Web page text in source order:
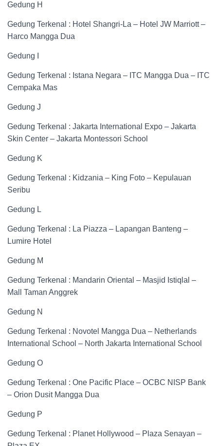
Gedung H
Gedung Terkenal : Hotel Shangri-La – Hotel JW Marriott –
Harco Mangga Dua
Gedung I
Gedung Terkenal : Istana Negara – ITC Mangga Dua – ITC
Cempaka Mas
Gedung J
Gedung Terkenal : Jakarta International Expo – Jakarta
Skin Center – Jakarta Montessori School
Gedung K
Gedung Terkenal : Kidzania – King Foto – Kepulauan
Seribu
Gedung L
Gedung Terkenal : La Piazza – Lapangan Banteng –
Lumire Hotel
Gedung M
Gedung Terkenal : Mandarin Oriental – Masjid Istiqlal –
Mall Taman Anggrek
Gedung N
Gedung Terkenal : Novotel Mangga Dua – Netherlands
International School – North Jakarta International School
Gedung O
Gedung Terkenal : One Pacific Place – OCBC NISP Bank
– Orion Dusit Mangga Dua
Gedung P
Gedung Terkenal : Planet Hollywood – Plaza Senayan –